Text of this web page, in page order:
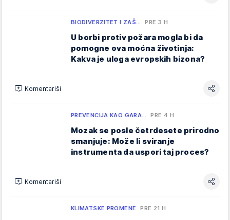
BIODIVERZITET I ZAŠ… PRE 3 H
U borbi protiv požara mogla bi da
pomogne ova moćna životinja:
Kakva je uloga evropskih bizona?
Komentariši
PREVENCIJA KAO GARA… PRE 4 H
Mozak se posle četrdesete prirodno
smanjuje: Može li sviranje
instrumenta da uspori taj proces?
Komentariši
KLIMATSKE PROMENE PRE 21 H